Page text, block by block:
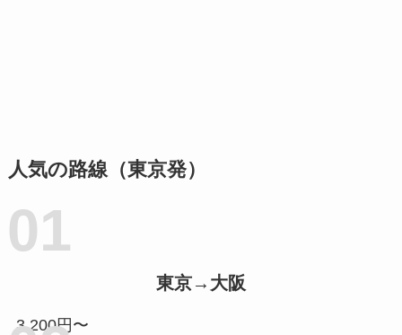
人気の路線（東京発）
東京→大阪
3,200円〜